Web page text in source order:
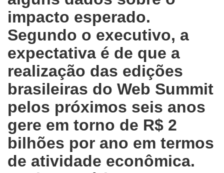
impacto esperado.
Segundo o executivo, a
expectativa é de que a
realização das edições
brasileiras do Web Summit
pelos próximos seis anos
gere em torno de R$ 2
bilhões por ano em termos
de atividade econômica.